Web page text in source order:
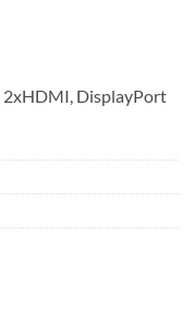
2xHDMI, DisplayPort